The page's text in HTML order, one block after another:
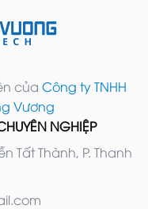
của Công ty TNHH
Vương
NGHIỆP
Tất Thành, P. Thanh